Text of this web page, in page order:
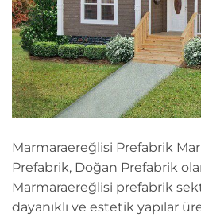
Marmaraereğlisi Prefabrik
Prefabrik, Doğan Prefabrik
Marmaraereğlisi prefabrik
dayanıklı ve estetik yapılar